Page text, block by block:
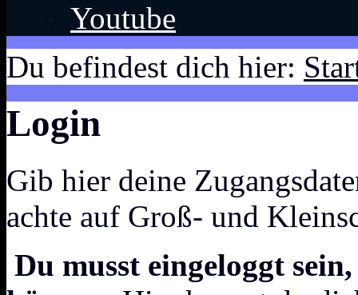
Youtube
Du befindest dich hier:
Login
Gib hier deine
achte auf Groß- und
Du musst eingeloggt